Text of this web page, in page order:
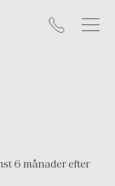
6 månader efter